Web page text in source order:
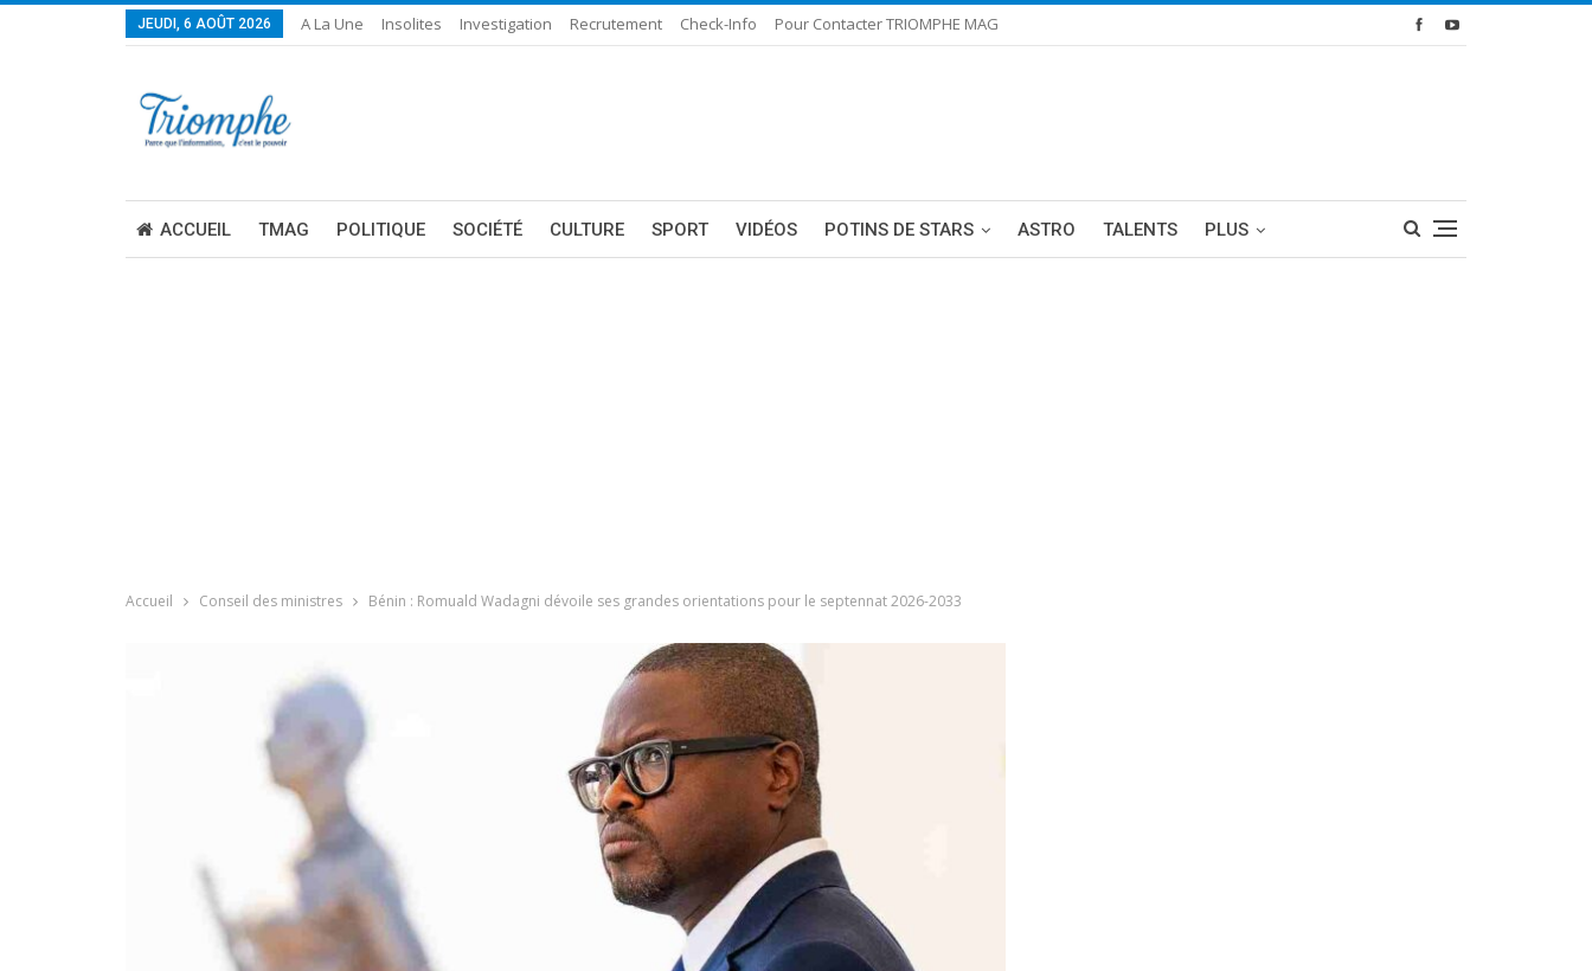
JEUDI, 6 AOÛT 2026 A La Une Insolites Investigation Recrutement Check-Info Pour Contacter TRIOMPHE MAG
ACCUEIL TMAG POLITIQUE SOCIÉTÉ CULTURE SPORT VIDÉOS POTINS DE STARS ASTRO TALENTS PLUS
Accueil Conseil des ministres Bénin : Romuald Wadagni dévoile ses grandes orientations pour le septennat 2026-2033